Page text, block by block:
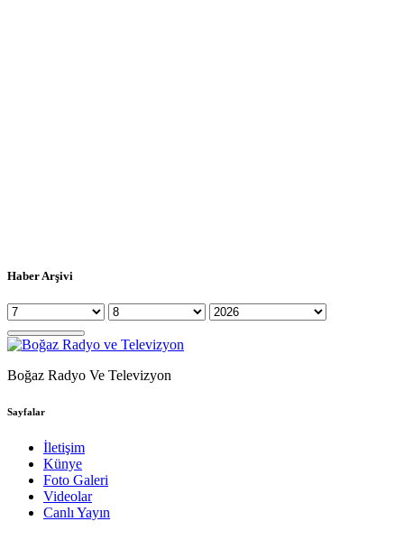
Haber Arşivi
Boğaz Radyo Ve Televizyon
Sayfalar
İletişim
Künye
Foto Galeri
Videolar
Canlı Yayın